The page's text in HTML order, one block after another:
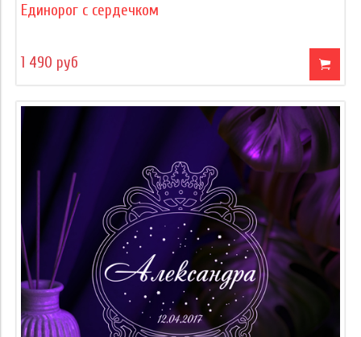
Единорог с сердечком
1 490 руб